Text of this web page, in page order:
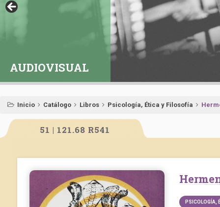
AUDIOVISUAL
Inicio Catálogo Libros Psicología, Ética y Filosofía
51 | 121.68 R541
PSICOLOGÍA,